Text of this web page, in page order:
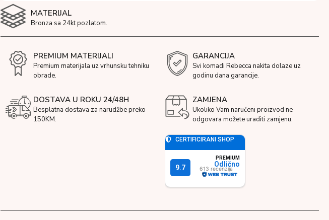
MATERIJAL
Bronza sa 24kt pozlatom.
PREMIUM MATERIJALI
Premium materijala uz vrhunsku tehniku
obrade.
GARANCIJA
Svi komadi Rebecca nakita dolaze uz
godinu dana garancije.
DOSTAVA U ROKU 24/48H
Besplatna dostava za narudžbe preko
150KM.
ZAMJENA
Ukoliko Vam naručeni proizvod ne
odgovara možete uraditi zamjenu.